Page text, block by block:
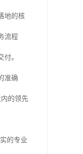
地的核
流程
。
准确
的领先
的专业